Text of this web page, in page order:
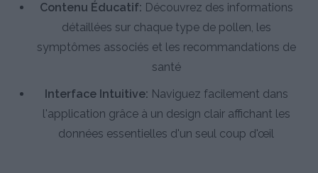
Contenu Éducatif: Découvrez des informations
détaillées sur chaque type de pollen, les
symptômes associés et les recommandations de
santé
Interface Intuitive: Naviguez facilement dans
l'application grâce à un design clair affichant les
données essentielles d'un seul coup d'œil